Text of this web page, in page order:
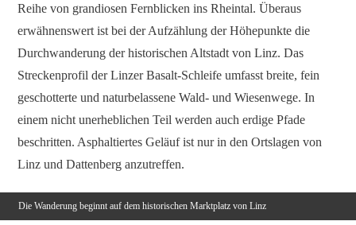
Reihe von grandiosen Fernblicken ins Rheintal. Überaus
erwähnenswert ist bei der Aufzählung der Höhepunkte die
Durchwanderung der historischen Altstadt von Linz. Das
Streckenprofil der Linzer Basalt-Schleife umfasst breite, fein
geschotterte und naturbelassene Wald- und Wiesenwege. In
einem nicht unerheblichen Teil werden auch erdige Pfade
beschritten. Asphaltiertes Geläuf ist nur in den Ortslagen von
Linz und Dattenberg anzutreffen.
Die Wanderung beginnt auf dem historischen Marktplatz von Linz